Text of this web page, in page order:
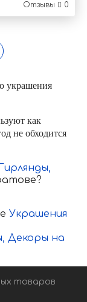
Отзывы 0
украшения
как
не обходится
Гирлянды,
Украшения
Декоры на
товаров